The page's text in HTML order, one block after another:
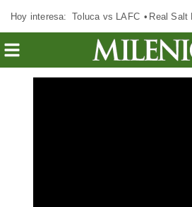
Hoy interesa: Toluca vs LAFC Real Salt